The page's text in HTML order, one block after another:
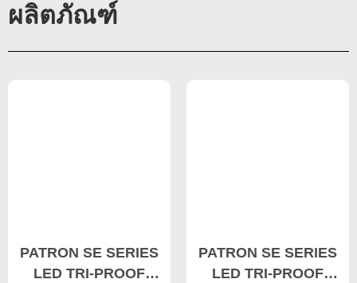
ผลิตภัณฑ์
PATRON SE SERIES
LED TRI-PROOF
PATRON SE SERIES
LED TRI-PROOF